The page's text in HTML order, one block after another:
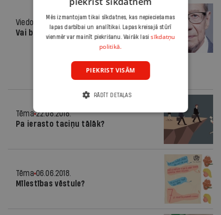
Viedoklis
22.08.2018.
Vai būs pagrieziens?
Tēma 22.08.2018.
Pa ierasto taciņu tālāk?
Tēma 06.06.2018.
Mīlestības vēstule?
Mēs izmantojam tikai sīkdatnes, kas nepieciešamas
lapas darbībai un analītikai. Lapas kreisajā stūrī
vienmēr var mainīt piekrišanu. Vairāk lasisīkdatņu
politikā.
PIEKRIST VISĀM
RĀDĪT DETAĻAS